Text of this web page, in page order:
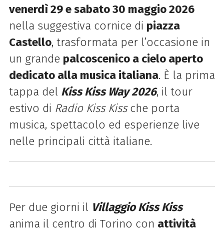
venerdì 29 e sabato 30 maggio 2026
nella suggestiva cornice di piazza
Castello, trasformata per l’occasione in
un grande palcoscenico a cielo aperto
dedicato alla musica italiana. È la prima
tappa del Kiss Kiss Way 2026, il tour
estivo di Radio Kiss Kissche porta
musica, spettacolo ed esperienze live
nelle principali città italiane.
Per due giorni il Villaggio Kiss Kiss
anima il centro di Torino con attività